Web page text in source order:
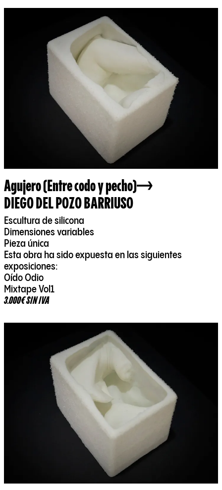
Agujero (Entre codo y pecho)
DIEGO DEL POZO BARRIUSO
Escultura de silicona
Dimensiones variables
Pieza única
Esta obra ha sido expuesta en las siguientes
exposiciones:
Oído Odio
Mixtape Vol1
3.000€ SIN IVA